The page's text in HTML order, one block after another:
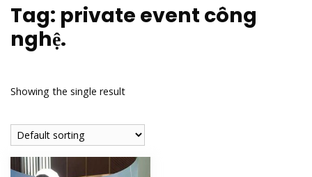
Tag: private event công
nghệ.
Showing the single result